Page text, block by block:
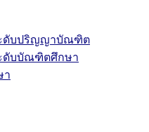
ะดับปริญญาบัณฑิต
ดับบัณฑิตศึกษา
า